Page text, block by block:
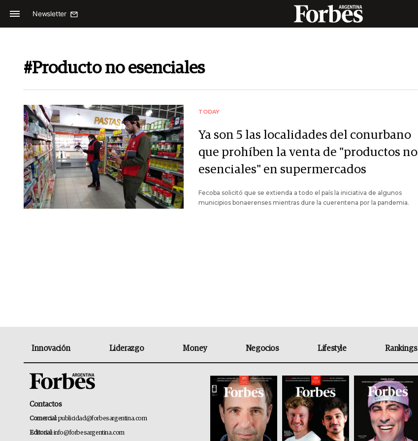
Newsletter
#Producto no esenciales
TODAY
Ya son 5 las localidades del conurbano
que prohíben la venta de "productos no
esenciales" en supermercados
Fecoba solicitó que se extienda a todo el país la iniciativa de algunos
municipios bonaerenses mientras dure la cuerentena por la pandemia.
Innovación Liderazgo Money Negocios Lifestyle Rankings
Contactos
Comercial:publicidad@forbesargentina.com
Editorial:info@forbesargentina.com